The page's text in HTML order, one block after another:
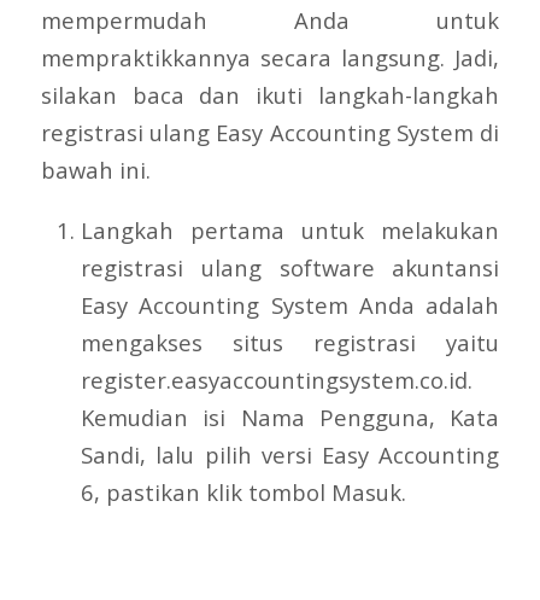
mempermudah Anda untuk
mempraktikkannya secara langsung. Jadi,
silakan baca dan ikuti langkah-langkah
registrasi ulang Easy Accounting System di
bawah ini.
Langkah pertama untuk melakukan
registrasi ulang software akuntansi
Easy Accounting System Anda adalah
mengakses situs registrasi yaitu
register.easyaccountingsystem.co.id.
Kemudian isi Nama Pengguna, Kata
Sandi, lalu pilih versi Easy Accounting
6, pastikan klik tombol Masuk.